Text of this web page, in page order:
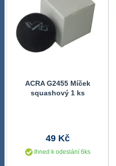
ACRA G2455 Míček
squashový 1 ks
49 Kč
Ihned k odeslání 6ks